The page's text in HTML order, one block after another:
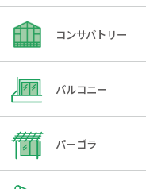
コンサバトリー
バルコニー
パーゴラ